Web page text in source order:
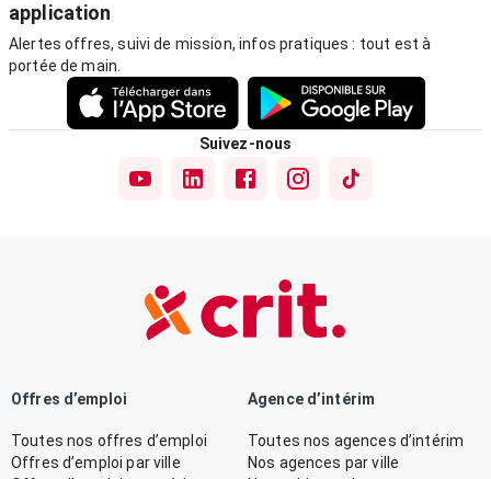
application
Alertes offres, suivi de mission, infos pratiques : tout est à
portée de main.
Suivez-nous
Offres d’emploi
Toutes nos offres d’emploi
Offres d’emploi par ville
Agence d’intérim
Toutes nos agences d’intérim
Nos agences par ville